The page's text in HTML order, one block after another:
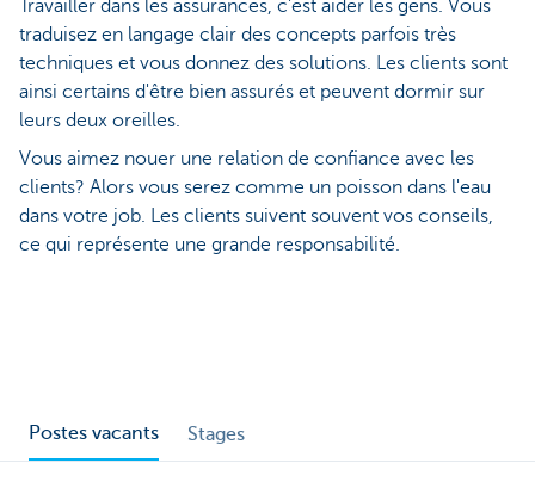
Travailler dans les assurances, c'est aider les gens. Vous
traduisez en langage clair des concepts parfois très
techniques et vous donnez des solutions. Les clients sont
ainsi certains d'être bien assurés et peuvent dormir sur
leurs deux oreilles.
Vous aimez nouer une relation de confiance avec les
clients? Alors vous serez comme un poisson dans l'eau
dans votre job. Les clients suivent souvent vos conseils,
ce qui représente une grande responsabilité.
Postes vacants Stages